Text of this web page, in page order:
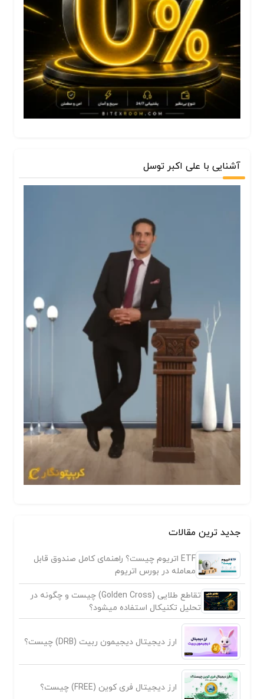
آشنایی با علی اکبر توسل
جدید ترین مقالات
ETF اتریوم چیست؟ راهنمای کامل صندوق قابل
معامله در بورس اتریوم
تقاطع طلایی (Golden Cross) چیست و چگونه در
تحلیل تکنیکال استفاده میشود؟
ارز دیجیتال دیجیمون ربیت (DRB) چیست؟
ارز دیجیتال فری کوین (FREE) چیست؟